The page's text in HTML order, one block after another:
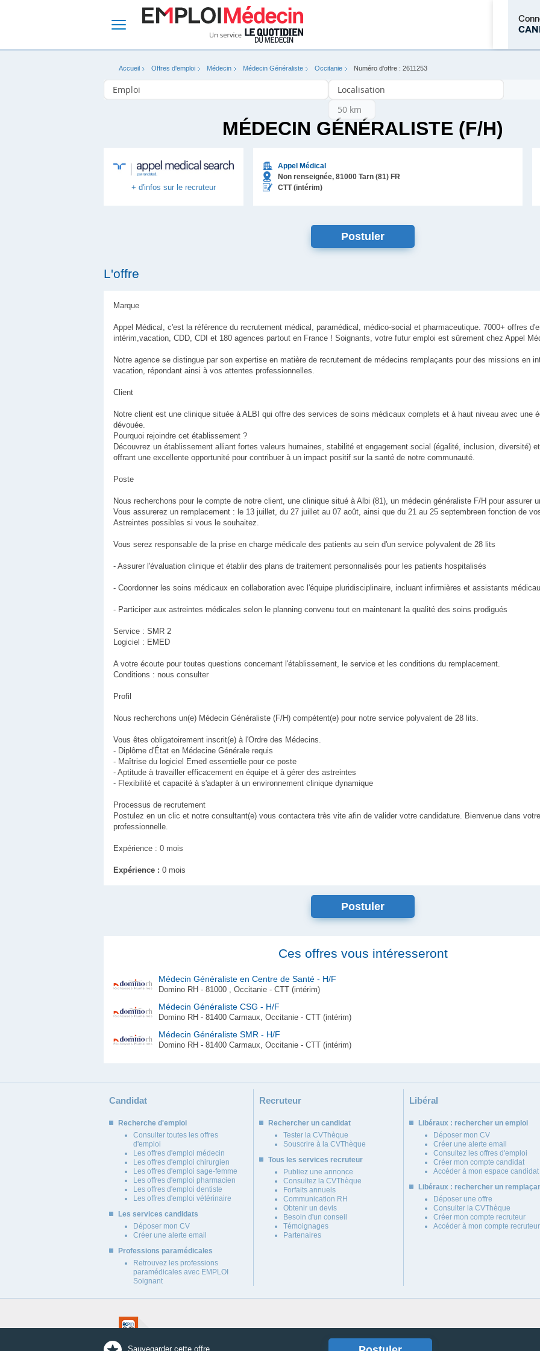
Accueil Offres d'emploi Médecin Médecin Généraliste Occitanie Numéro d'offre : 2611253
MÉDECIN GÉNÉRALISTE (F/H)
+ d'infos sur le recruteur
Appel Médical
Non renseignée, 81000 Tarn (81) FR
CTT (intérim)
L'offre
Marque
Appel Médical, c'est la référence du recrutement médical, paramédical, médico-social et pharmaceutique. 7000+ offres
intérim,vacation, CDD, CDI et 180 agences partout en France ! Soignants, votre futur emploi est sûrement chez Appel
Notre agence se distingue par son expertise en matière de recrutement de médecins remplaçants pour des missions en
vacation, répondant ainsi à vos attentes professionnelles.
Client
Notre client est une clinique située à ALBI qui offre des services de soins médicaux complets et à haut niveau avec une
dévouée.
Pourquoi rejoindre cet établissement ?
Découvrez un établissement alliant fortes valeurs humaines, stabilité et engagement social (égalité, inclusion, diversité)
offrant une excellente opportunité pour contribuer à un impact positif sur la santé de notre communauté.
Poste
Nous recherchons pour le compte de notre client, une clinique situé à Albi (81), un médecin généraliste F/H pour assurer
Vous assurerez un remplacement : le 13 juillet, du 27 juillet au 07 août, ainsi que du 21 au 25 septembreen fonction de
Astreintes possibles si vous le souhaitez.
Vous serez responsable de la prise en charge médicale des patients au sein d'un service polyvalent de 28 lits
- Assurer l'évaluation clinique et établir des plans de traitement personnalisés pour les patients hospitalisés
- Coordonner les soins médicaux en collaboration avec l'équipe pluridisciplinaire, incluant infirmières et assistants
- Participer aux astreintes médicales selon le planning convenu tout en maintenant la qualité des soins prodigués
Service : SMR 2
Logiciel : EMED
A votre écoute pour toutes questions concernant l'établissement, le service et les conditions du remplacement.
Conditions : nous consulter
Profil
Nous recherchons un(e) Médecin Généraliste (F/H) compétent(e) pour notre service polyvalent de 28 lits.
Vous êtes obligatoirement inscrit(e) à l'Ordre des Médecins.
- Diplôme d'État en Médecine Générale requis
- Maîtrise du logiciel Emed essentielle pour ce poste
- Aptitude à travailler efficacement en équipe et à gérer des astreintes
- Flexibilité et capacité à s'adapter à un environnement clinique dynamique
Processus de recrutement
Postulez en un clic et notre consultant(e) vous contactera très vite afin de valider votre candidature. Bienvenue dans
professionnelle.
Expérience : 0 mois
Expérience : 0 mois
Sauvegarder cette offre
Ces offres vous intéresseront
Médecin Généraliste en Centre de Santé - H/F
Domino RH - 81000 , Occitanie - CTT (intérim)
Médecin Généraliste CSG - H/F
Domino RH - 81400 Carmaux, Occitanie - CTT (intérim)
Médecin Généraliste SMR - H/F
Domino RH - 81400 Carmaux, Occitanie - CTT (intérim)
Candidat
Recherche d'emploi
Consulter toutes les offres
d'emploi
Les offres d'emploi médecin
Les offres d'emploi chirurgien
Les offres d'emploi sage-femme
Les offres d'emploi pharmacien
Les offres d'emploi dentiste
Les offres d'emploi vétérinaire
Les services candidats
Déposer mon CV
Créer une alerte email
Professions paramédicales
Retrouvez les professions
paramédicales avec EMPLOI
Soignant
Recruteur
Rechercher un candidat
Tester la CVThèque
Souscrire à la CVThèque
Tous les services recruteur
Publiez une annonce
Consultez la CVThèque
Forfaits annuels
Communication RH
Obtenir un devis
Besoin d'un conseil
Témoignages
Partenaires
Libéral
Libéraux : rechercher un emploi
Déposer mon CV
Créer une alerte email
Consultez les offres d'emploi
Créer mon compte candidat
Accéder à mon espace candidat
Libéraux : rechercher un
Déposer une offre
Consulter la CVThèque
Créer mon compte recruteur
Accéder à mon compte recruteur